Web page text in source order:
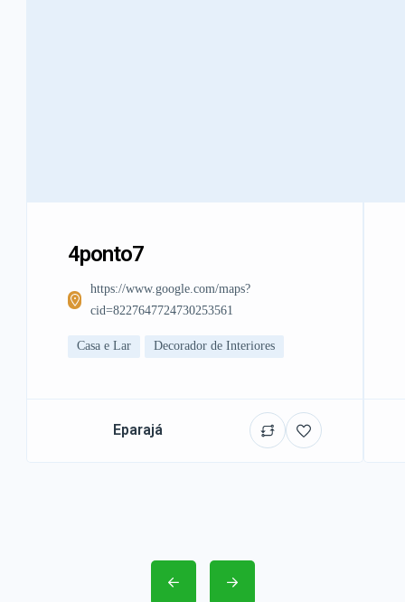
4ponto7
https://www.google.com/maps?
cid=8227647724730253561
Casa e Lar Decorador de Interiores
Eparajá